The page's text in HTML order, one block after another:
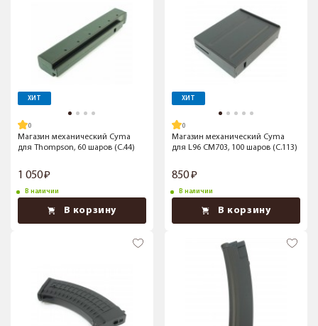
ХИТ
Магазин механический Cyma
для Thompson, 60 шаров (C.44)
1 050
В наличии
В корзину
ХИТ
Магазин механический Cyma
для L96 CM703, 100 шаров (C.113)
850
В наличии
В корзину